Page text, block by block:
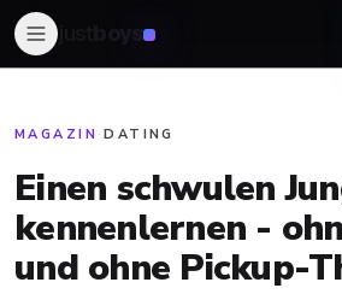
boys
MAGAZIN ·DATING
Einen schwulen
kennenlernen -
und ohne Pickup-